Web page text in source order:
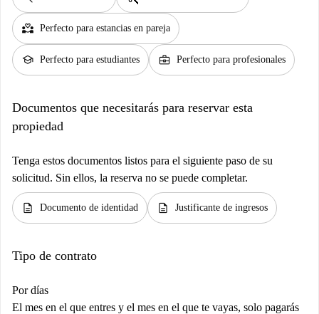
partner_heart Perfecto para estancias en pareja
school Perfecto para estudiantes business_center Perfecto para profesionales
Documentos que necesitarás para reservar esta
propiedad
Tenga estos documentos listos para el siguiente paso de su
solicitud. Sin ellos, la reserva no se puede completar.
description Documento de identidad description Justificante de ingresos
Tipo de contrato
Por días
El mes en el que entres y el mes en el que te vayas, solo pagarás